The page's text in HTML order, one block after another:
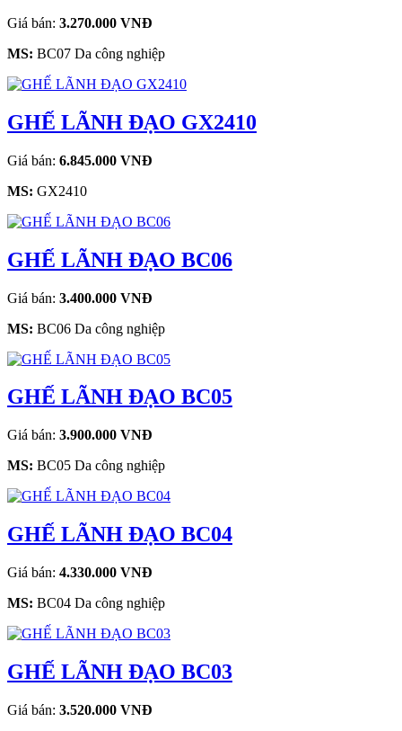
Giá bán: 3.270.000 VNĐ
MS: BC07 Da công nghiệp
GHẾ LÃNH ĐẠO GX2410
Giá bán: 6.845.000 VNĐ
MS: GX2410
GHẾ LÃNH ĐẠO BC06
Giá bán: 3.400.000 VNĐ
MS: BC06 Da công nghiệp
GHẾ LÃNH ĐẠO BC05
Giá bán: 3.900.000 VNĐ
MS: BC05 Da công nghiệp
GHẾ LÃNH ĐẠO BC04
Giá bán: 4.330.000 VNĐ
MS: BC04 Da công nghiệp
GHẾ LÃNH ĐẠO BC03
Giá bán: 3.520.000 VNĐ